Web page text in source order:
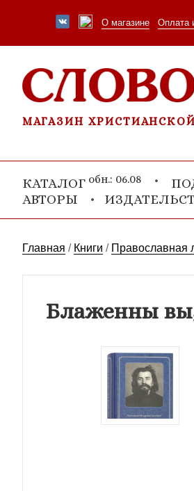
О магазине Оплата
МАГАЗИН
КАТАЛОГ обн.: 06.08
АВТОРЫ
Главная / Книги / Православная
Блаженны вы,